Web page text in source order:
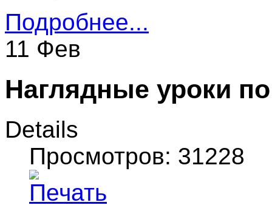
Подробнее...
11 Фев
Наглядные уроки
Details
Просмотров: 31228